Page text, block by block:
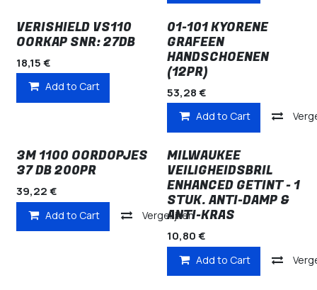
VERISHIELD VS110
OORKAP SNR: 27DB
18,15€
Add to Cart
01-101 KYORENE
GRAFEEN
HANDSCHOENEN
(12PR)
53,28€
Add to Cart
3M 1100 OORDOPJES
37 DB 200PR
39,22€
Add to Cart Vergelijken
MILWAUKEE
VEILIGHEIDSBRIL
ENHANCED GETINT - 1
STUK. ANTI-DAMP &
ANTI-KRAS
10,80€
Add to Cart